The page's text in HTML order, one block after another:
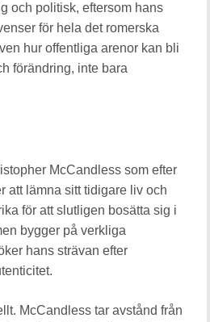
och politisk, eftersom hans
för hela det romerska
hur offentliga arenor kan bli
förändring, inte bara
McCandless som efter
att lämna sitt tidigare liv och
för att slutligen bosätta sig i
bygger på verkliga
hans strävan efter
McCandless tar avstånd från